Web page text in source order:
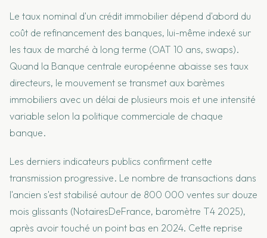
Le taux nominal d'un crédit immobilier dépend d'abord du
coût de refinancement des banques, lui-même indexé sur
les taux de marché à long terme (OAT 10 ans, swaps).
Quand la Banque centrale européenne abaisse ses taux
directeurs, le mouvement se transmet aux barèmes
immobiliers avec un délai de plusieurs mois et une intensité
variable selon la politique commerciale de chaque
banque.
Les derniers indicateurs publics confirment cette
transmission progressive. Le nombre de transactions dans
l'ancien s'est stabilisé autour de 800 000 ventes sur douze
mois glissants (NotairesDeFrance, baromètre T4 2025),
après avoir touché un point bas en 2024. Cette reprise